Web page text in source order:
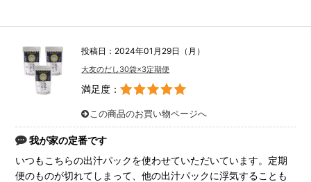
投稿日：2024年01月29日（月）
大友のだし30袋×3定期便
満足度：
この商品のお買い物ページへ
我が家の定番です
いつもこちらの出汁パックを使わせていただいています。定期
便のものが切れてしまって、他の出汁パックに浮気することも